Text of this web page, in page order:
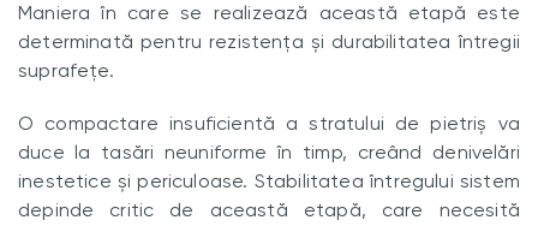
Maniera în care se realizează această etapă este
determinată pentru rezistența și durabilitatea întregii
suprafețe.
O compactare insuficientă a stratului de pietriș va
duce la tasări neuniforme în timp, creând denivelări
inestetice și periculoase. Stabilitatea întregului sistem
depinde critic de această etapă, care necesită